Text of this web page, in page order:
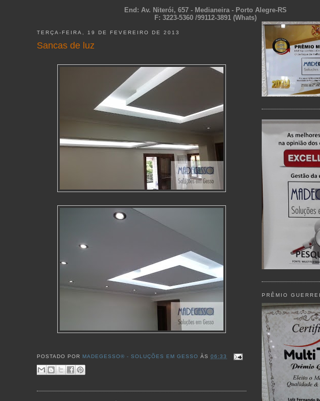
End: Av. Niterói, 657 - Medianeira - Porto Alegre-RS
F: 3223-5360 /99112-3891 (Whats)
TERÇA-FEIRA, 19 DE FEVEREIRO DE 2013
Sancas de luz
POSTADO POR MADEGESSO® - SOLUÇÕES EM GESSO ÀS06:33
PRÊMIO